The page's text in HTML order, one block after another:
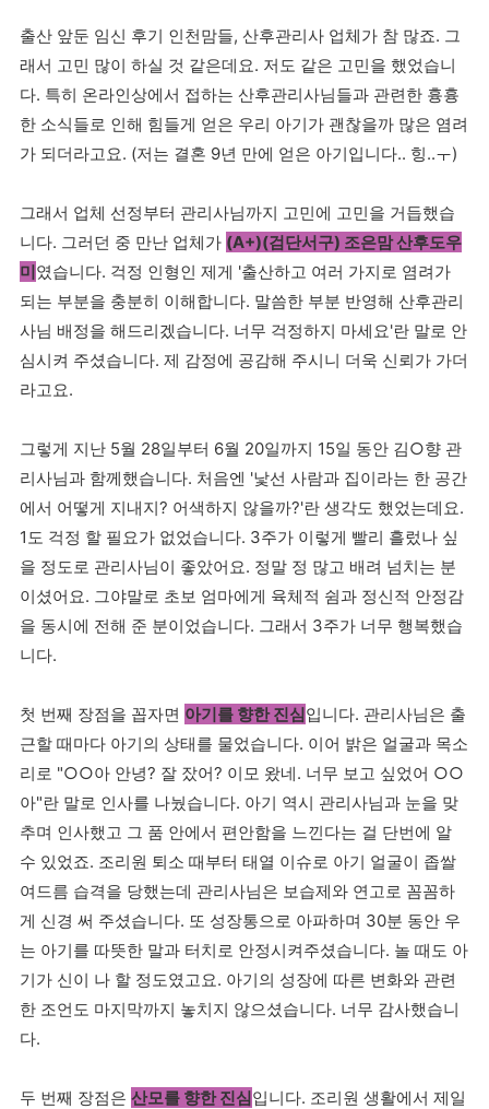
출산 앞둔 임신 후기 인천맘들, 산후관리사 업체가 참 많죠. 그
래서 고민 많이 하실 것 같은데요. 저도 같은 고민을 했었습니
다. 특히 온라인상에서 접하는 산후관리사님들과 관련한 흉흉
한 소식들로 인해 힘들게 얻은 우리 아기가 괜찮을까 많은 염려
가 되더라고요. (저는 결혼 9년 만에 얻은 아기입니다.. 힝..ㅜ)
그래서 업체 선정부터 관리사님까지 고민에 고민을 거듭했습
니다. 그러던 중 만난 업체가 (A+)(검단서구) 조은맘 산후도우
미였습니다. 걱정 인형인 제게 '출산하고 여러 가지로 염려가
되는 부분을 충분히 이해합니다. 말씀한 부분 반영해 산후관리
사님 배정을 해드리겠습니다. 너무 걱정하지 마세요'란 말로 안
심시켜 주셨습니다. 제 감정에 공감해 주시니 더욱 신뢰가 가더
라고요.
그렇게 지난 5월 28일부터 6월 20일까지 15일 동안 김○향 관
리사님과 함께했습니다. 처음엔 '낯선 사람과 집이라는 한 공간
에서 어떻게 지내지? 어색하지 않을까?'란 생각도 했었는데요.
1도 걱정 할 필요가 없었습니다. 3주가 이렇게 빨리 흘렀나 싶
을 정도로 관리사님이 좋았어요. 정말 정 많고 배려 넘치는 분
이셨어요. 그야말로 초보 엄마에게 육체적 쉼과 정신적 안정감
을 동시에 전해 준 분이었습니다. 그래서 3주가 너무 행복했습
니다.
첫 번째 장점을 꼽자면 아기를 향한 진심입니다. 관리사님은 출
근할 때마다 아기의 상태를 물었습니다. 이어 밝은 얼굴과 목소
리로 "○○아 안녕? 잘 잤어? 이모 왔네. 너무 보고 싶었어 ○○
아"란 말로 인사를 나눴습니다. 아기 역시 관리사님과 눈을 맞
추며 인사했고 그 품 안에서 편안함을 느낀다는 걸 단번에 알
수 있었죠. 조리원 퇴소 때부터 태열 이슈로 아기 얼굴이 좁쌀
여드름 습격을 당했는데 관리사님은 보습제와 연고로 꼼꼼하
게 신경 써 주셨습니다. 또 성장통으로 아파하며 30분 동안 우
는 아기를 따뜻한 말과 터치로 안정시켜주셨습니다. 놀 때도 아
기가 신이 나 할 정도였고요. 아기의 성장에 따른 변화와 관련
한 조언도 마지막까지 놓치지 않으셨습니다. 너무 감사했습니
다.
두 번째 장점은 산모를 향한 진심입니다. 조리원 생활에서 제일